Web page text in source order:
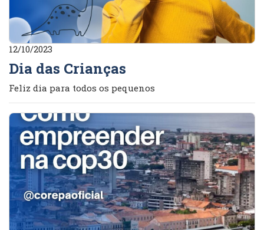
12/10/2023
Dia das Crianças
Feliz dia para todos os pequenos